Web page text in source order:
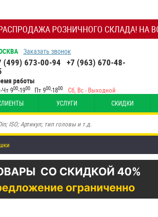
РОЗНИЧНОГО СКЛАДА! НА
Заказать звонок
(499) 673-00-94 +7 (963) 670-48-
работы
Чт 900-1900 Пт 900-1800 Сб, Вс - Выходной
УСЛУГИ СКИДКИ